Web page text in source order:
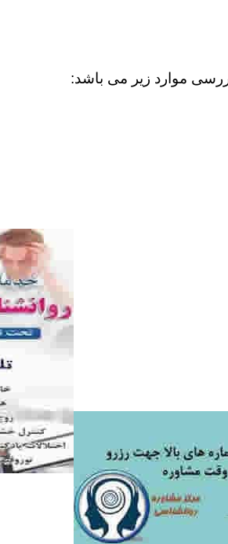
موارد زیر می باشد: